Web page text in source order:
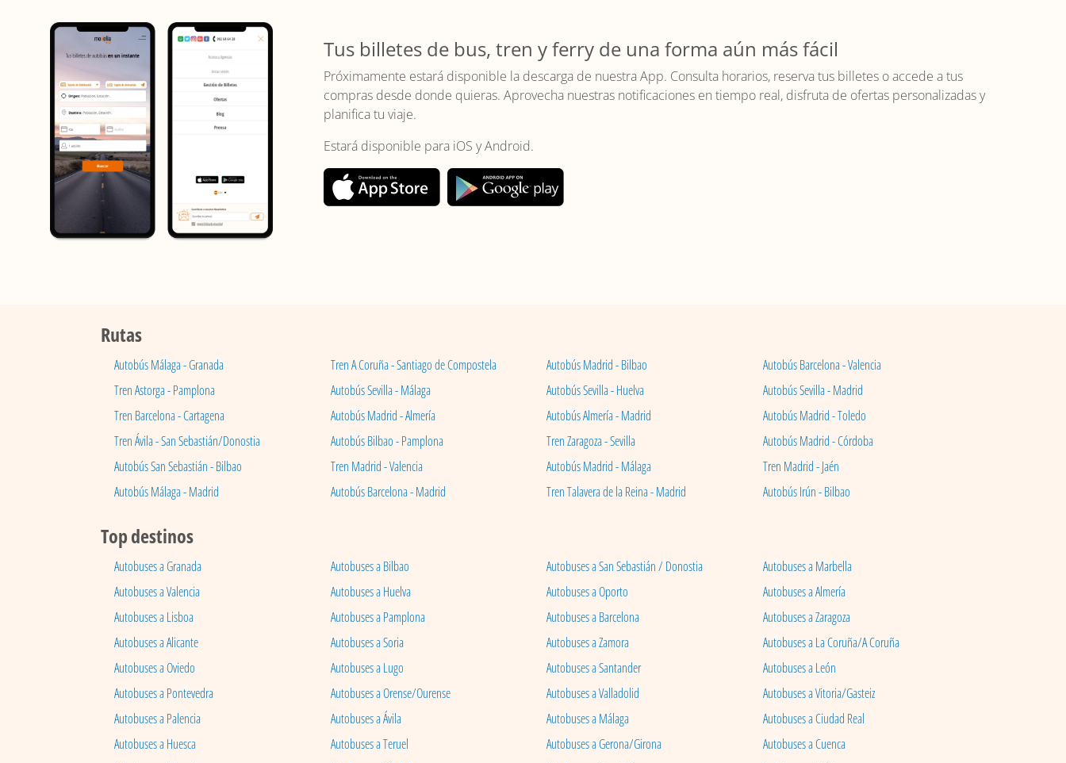
Tus billetes de bus, tren y ferry de una forma aún más fácil
Próximamente estará disponible la descarga de nuestra App. Consulta horarios, reserva tus billetes o accede a tus
compras desde donde quieras. Aprovecha nuestras notificaciones en tiempo real, disfruta de ofertas personalizadas y
planifica tu viaje.
Estará disponible para iOS y Android.
Rutas
Autobús Málaga - Granada Tren A Coruña - Santiago de Compostela Autobús Madrid - Bilbao
Autobús Barcelona - Valencia
Tren Astorga - Pamplona
Autobús Sevilla - Málaga Autobús Sevilla - Huelva
Autobús Sevilla - Madrid
Tren Barcelona - Cartagena
Autobús Madrid - Almería Autobús Almería - Madrid
Autobús Madrid - Toledo
Tren Ávila - San Sebastián/Donostia
Autobús Bilbao - Pamplona Tren Zaragoza - Sevilla
Autobús Madrid - Córdoba
Autobús San Sebastián - Bilbao
Tren Madrid - Valencia Autobús Madrid - Málaga
Tren Madrid - Jaén
Autobús Málaga - Madrid
Autobús Barcelona - Madrid Tren Talavera de la Reina - Madrid Autobús Irún - Bilbao
Top destinos
Autobuses a Granada Autobuses a Bilbao Autobuses a San Sebastián / Donostia
Autobuses a Marbella
Autobuses a Valencia
Autobuses a Huelva Autobuses a Oporto
Autobuses a Almería
Autobuses a Lisboa
Autobuses a Pamplona Autobuses a Barcelona
Autobuses a Zaragoza
Autobuses a Alicante
Autobuses a Soria Autobuses a Zamora
Autobuses a La Coruña/A Coruña
Autobuses a Oviedo
Autobuses a Lugo Autobuses a Santander
Autobuses a León
Autobuses a Pontevedra
Autobuses a Orense/Ourense Autobuses a Valladolid
Autobuses a Vitoria/Gasteiz
Autobuses a Palencia
Autobuses a Ávila Autobuses a Málaga
Autobuses a Ciudad Real
Autobuses a Huesca
Autobuses a Teruel Autobuses a Gerona/Girona
Autobuses a Cuenca